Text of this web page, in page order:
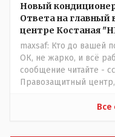
Новый
Ответа на главный
центре Костаная
maxsaf: Кто до вашей
ОК, не жарко, и всё
сообщение читайте -
Правозащитный
прислали ему в видеВсе